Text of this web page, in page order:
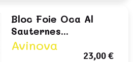
Bloc Foie Oca Al
Sauternes...
Avinova
23,00 €